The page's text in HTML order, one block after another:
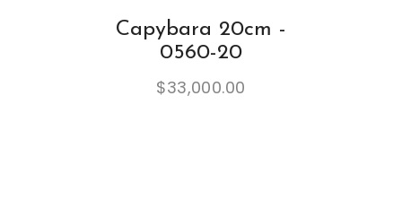
Capybara 20cm -
0560-20
$33,000.00